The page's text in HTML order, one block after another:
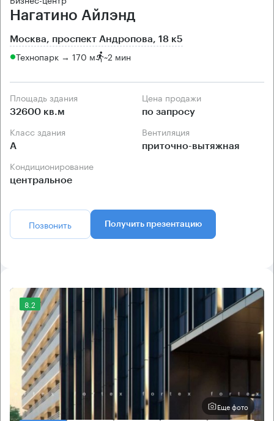
Нагатино Айлэнд
Москва, проспект Андропова, 18 к5
Технопарк → 170 м ~2 мин
Площадь здания
32600 кв.м
Цена продажи
по запросу
Класс здания
А
Вентиляция
приточно-вытяжная
Кондиционирование
центральное
Позвонить Получить презентацию
8.2
Еще фото